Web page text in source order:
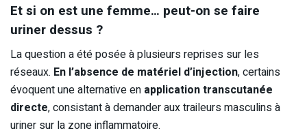
Et si on est une femme… peut-on se faire
uriner dessus ?
La question a été posée à plusieurs reprises sur les
réseaux. En l’absence de matériel d’injection, certains
évoquent une alternative en application transcutanée
directe, consistant à demander aux traileurs masculins à
uriner sur la zone inflammatoire.